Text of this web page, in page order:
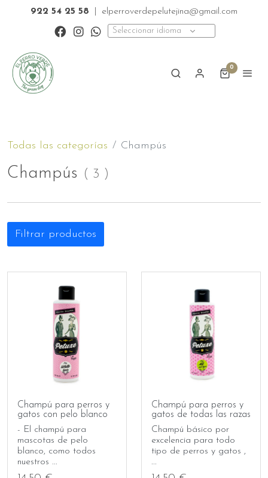
922 54 25 58 elperroverdepelutejina@gmail.com
Seleccionar idioma
0
Todas las categorías Champús
Champús ( 3 )
Filtrar productos
Champú para perros y
gatos con pelo blanco
- El champú para
mascotas de pelo
blanco, como todos
nuestros ...
Champú para perros y
gatos de todas las razas
Champú básico por
excelencia para todo
tipo de perros y gatos ,
...